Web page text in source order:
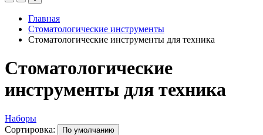
Главная
Стоматологические инструменты
Стоматологические инструменты для техника
Стоматологические
инструменты для техника
Наборы
Сортировка:
По умолчанию